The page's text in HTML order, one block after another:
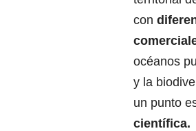
con
océanos
y la
un punto
científica.